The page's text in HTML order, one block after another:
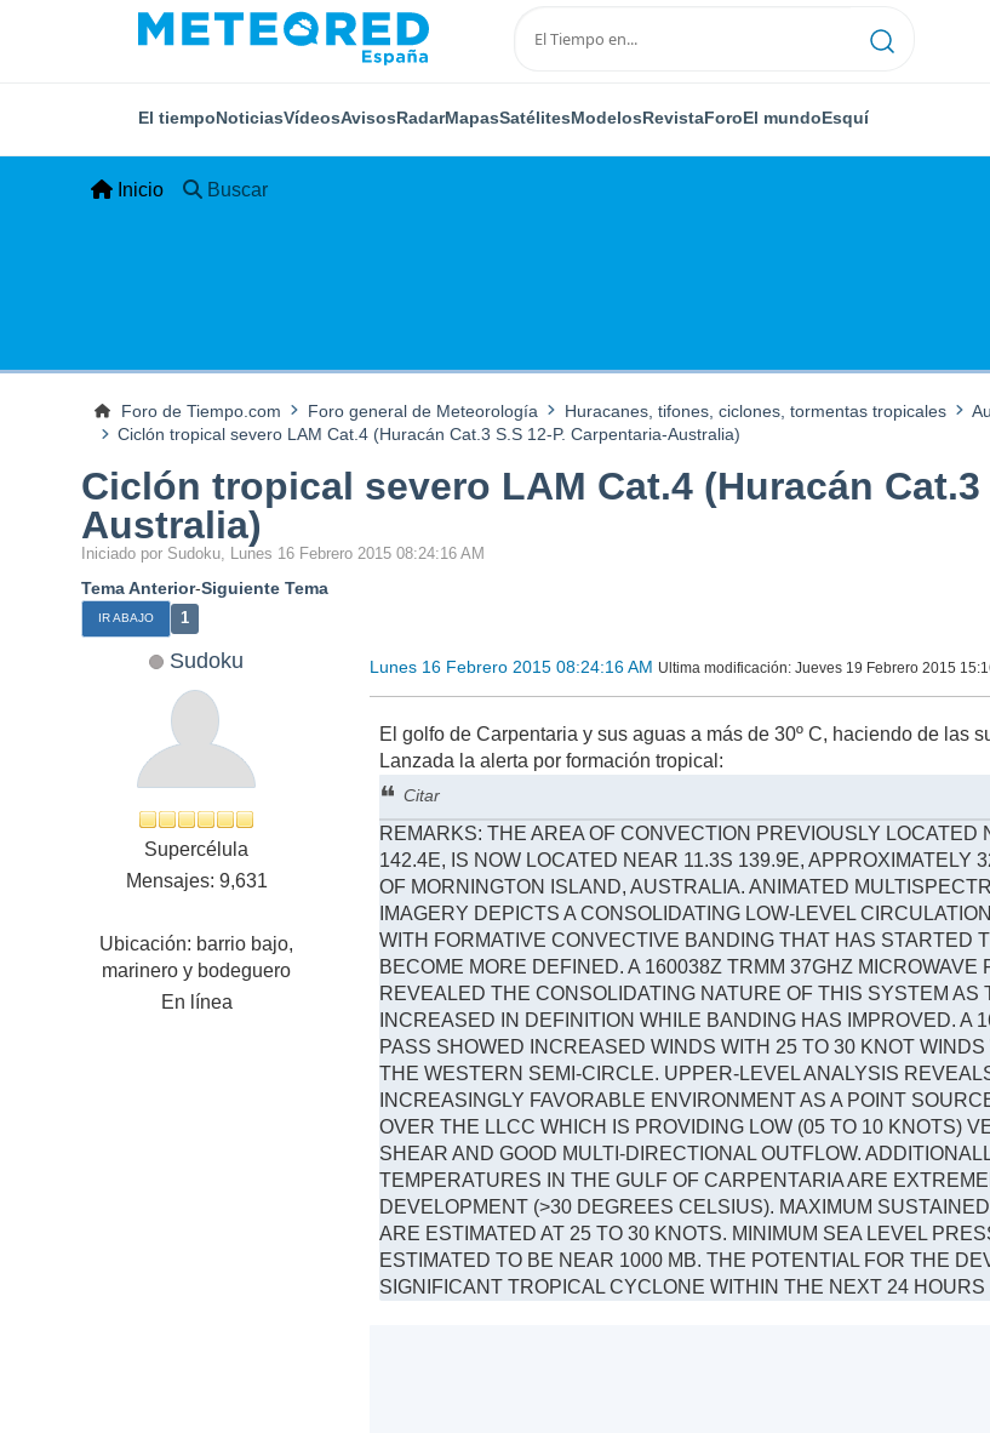
El tiempoNoticiasVídeosAvisosRadarMapasSatélitesModelosRevistaForoEl mundoEsquí
Inicio Buscar
Foro de Tiempo.com Foro general de Meteorología Huracanes, tifones, ciclones, tormentas tropicales
Ciclón tropical severo LAM Cat.4 (Huracán Cat.3 S.S 12-P. Carpentaria-Australia)
Ciclón tropical severo LAM Cat.4 (Huracán Cat.3
Australia)
Iniciado por Sudoku, Lunes 16 Febrero 2015 08:24:16 AM
Tema Anterior-Siguiente Tema
IR ABAJO 1
Sudoku
Supercélula
Mensajes: 9,631
Ubicación: barrio bajo,
marinero y bodeguero
En línea
Lunes 16 Febrero 2015 08:24:16 AM Ultima modificación: Jueves 19 Febrero 2015
El golfo de Carpentaria y sus aguas a más de 30º C, haciendo de las
Lanzada la alerta por formación tropical:
Citar
REMARKS: THE AREA OF CONVECTION PREVIOUSLY LOCATED
142.4E, IS NOW LOCATED NEAR 11.3S 139.9E, APPROXIMATELY
OF MORNINGTON ISLAND, AUSTRALIA. ANIMATED
IMAGERY DEPICTS A CONSOLIDATING LOW-LEVEL
WITH FORMATIVE CONVECTIVE BANDING THAT HAS STARTED
BECOME MORE DEFINED. A 160038Z TRMM 37GHZ MICROWAVE
REVEALED THE CONSOLIDATING NATURE OF THIS SYSTEM AS
INCREASED IN DEFINITION WHILE BANDING HAS IMPROVED. A
PASS SHOWED INCREASED WINDS WITH 25 TO 30 KNOT
THE WESTERN SEMI-CIRCLE. UPPER-LEVEL ANALYSIS
INCREASINGLY FAVORABLE ENVIRONMENT AS A POINT
OVER THE LLCC WHICH IS PROVIDING LOW (05 TO 10 KNOTS)
SHEAR AND GOOD MULTI-DIRECTIONAL OUTFLOW.
TEMPERATURES IN THE GULF OF CARPENTARIA ARE
DEVELOPMENT (>30 DEGREES CELSIUS). MAXIMUM
ARE ESTIMATED AT 25 TO 30 KNOTS. MINIMUM SEA LEVEL
ESTIMATED TO BE NEAR 1000 MB. THE POTENTIAL FOR THE
SIGNIFICANT TROPICAL CYCLONE WITHIN THE NEXT 24 HOURS